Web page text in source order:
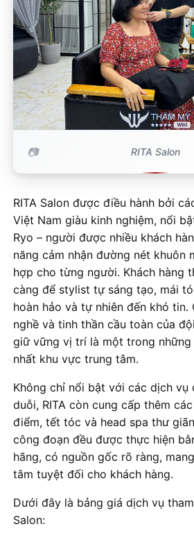
RITA Salon
RITA Salon được điều hành bởi
Việt Nam giàu kinh nghiệm, nổi
Ryo – người được nhiều khách
năng cảm nhận đường nét khuôn
hợp cho từng người. Khách hàng
càng để stylist tự sáng tạo, mái
hoàn hảo và tự nhiên đến khó tin.
nghề và tinh thần cầu toàn của
giữ vững vị trí là một trong
nhất khu vực trung tâm.
Không chỉ nổi bật với các dịch vụ
duỗi, RITA còn cung cấp thêm
điểm, tết tóc và head spa thư
công đoạn đều được thực hiện
hãng, có nguồn gốc rõ ràng,
tâm tuyệt đối cho khách hàng.
Dưới đây là bảng giá dịch vụ
Salon: